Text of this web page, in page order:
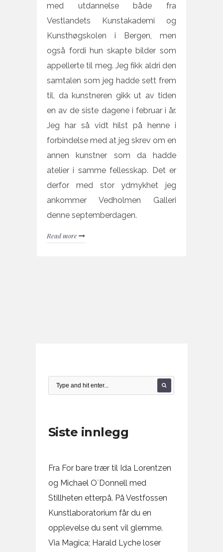
med utdannelse både fra
Vestlandets Kunstakademi og
Kunsthøgskolen i Bergen, men
også fordi hun skapte bilder som
appellerte til meg. Jeg fikk aldri den
samtalen som jeg hadde sett frem
til, da kunstneren gikk ut av tiden
en av de siste dagene i februar i år.
Jeg har så vidt hilst på henne i
forbindelse med at jeg skrev om en
annen kunstner som da hadde
atelier i samme fellesskap. Det er
derfor med stor ydmykhet jeg
ankommer Vedholmen Galleri
denne septemberdagen.
Read more
Siste innlegg
Fra For bare trær til Ida Lorentzen
og Michael O`Donnell med
Stillheten etterpå. På Vestfossen
Kunstlaboratorium får du en
opplevelse du sent vil glemme.
Via Magica; Harald Lyche loser